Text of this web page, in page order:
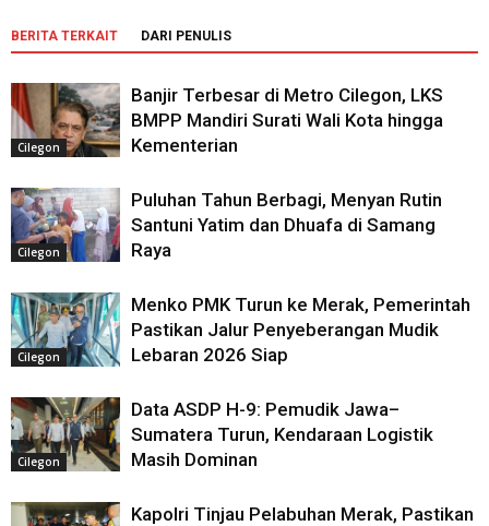
BERITA TERKAIT DARI PENULIS
Cilegon
Banjir Terbesar di Metro Cilegon, LKS
BMPP Mandiri Surati Wali Kota hingga
Kementerian
Cilegon
Puluhan Tahun Berbagi, Menyan Rutin
Santuni Yatim dan Dhuafa di Samang
Raya
Cilegon
Menko PMK Turun ke Merak, Pemerintah
Pastikan Jalur Penyeberangan Mudik
Lebaran 2026 Siap
Cilegon
Data ASDP H-9: Pemudik Jawa–
Sumatera Turun, Kendaraan Logistik
Masih Dominan
Kapolri Tinjau Pelabuhan Merak, Pastikan